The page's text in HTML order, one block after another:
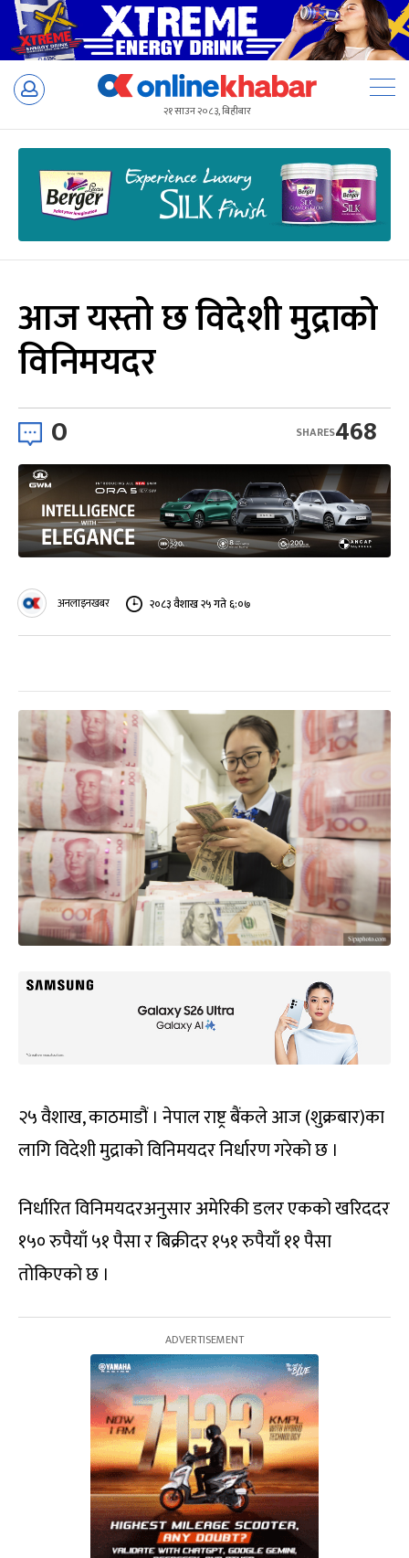
Skip
२१ साउन २०८३, बिहीबार
आज यस्तो छ विदेशी मुद्राको
विनिमयदर
0 468
SHARES
अनलाइनखबर २०८३ वैशाख २५ गते ६:०७
२५ वैशाख, काठमाडौं । नेपाल राष्ट्र बैंकले आज (शुक्रबार)का
लागि विदेशी मुद्राको विनिमयदर निर्धारण गरेको छ ।
निर्धारित विनिमयदरअनुसार अमेरिकी डलर एकको खरिददर
१५० रुपैयाँ ५१ पैसा र बिक्रीदर १५१ रुपैयाँ ११ पैसा
तोकिएको छ ।